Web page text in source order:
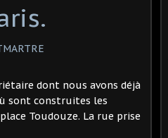
dont nous avons déjà
sont construites les
Toudouze. La rue prise